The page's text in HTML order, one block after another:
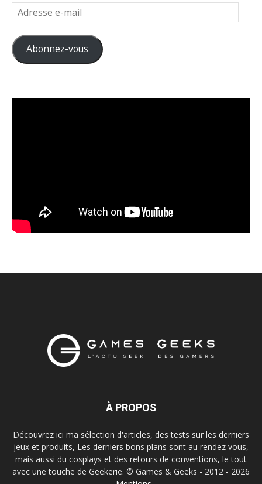
Adresse
e-
mail
Abonnez-vous
À PROPOS
Découvrez ici ma sélection d'articles, des tests sur les derniers
jeux et produits, Les derniers bons plans sont au rendez vous,
mais aussi du cosplays et des retours de conventions, le tout
avec une touche de Geekerie. © Games & Geeks - 2012 - 2026